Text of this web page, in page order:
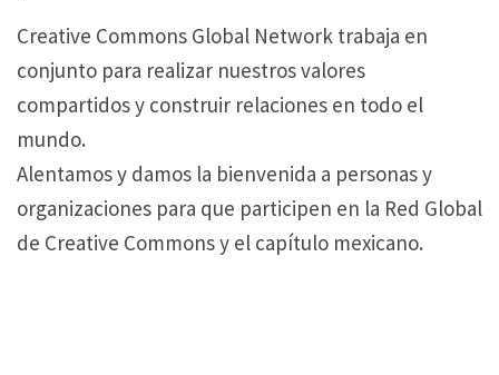
Creative Commons Global Network trabaja en
conjunto para realizar nuestros valores
compartidos y construir relaciones en todo el
mundo.
Alentamos y damos la bienvenida a personas y
organizaciones para que participen en la Red Global
de Creative Commons y el capítulo mexicano.